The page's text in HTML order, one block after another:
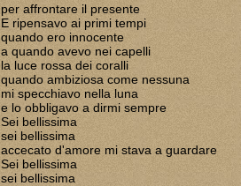
per affrontare il presente
E ripensavo ai primi tempi
quando ero innocente
a quando avevo nei capelli
la luce rossa dei coralli
quando ambiziosa come nessuna
mi specchiavo nella luna
e lo obbligavo a dirmi sempre
Sei bellissima
sei bellissima
accecato d'amore mi stava a guardare
Sei bellissima
sei bellissima